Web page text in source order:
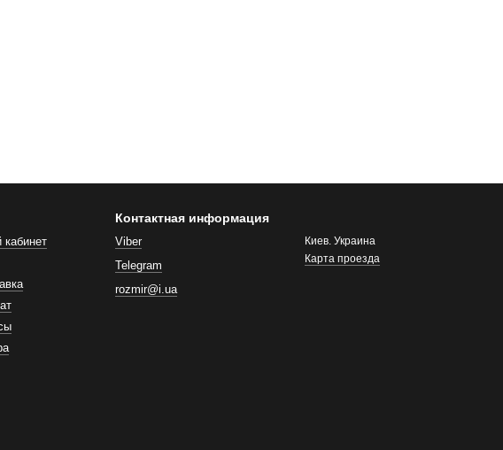
Контактная информация
Viber
Telegram
rozmir@i.ua
Киев. Украина
Карта проезда